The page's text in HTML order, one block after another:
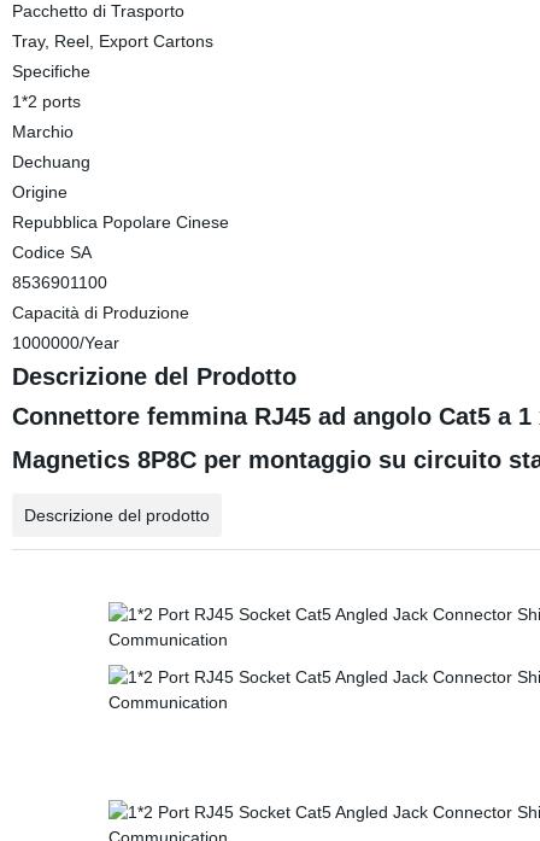
Pacchetto di Trasporto
Tray, Reel, Export Cartons
Specifiche
1*2 ports
Marchio
Dechuang
Origine
Repubblica Popolare Cinese
Codice SA
8536901100
Capacità di Produzione
1000000/Year
Descrizione del Prodotto
Connettore femmina RJ45 ad angolo Cat5 a
Magnetics 8P8C per montaggio su circuito
Descrizione del prodotto